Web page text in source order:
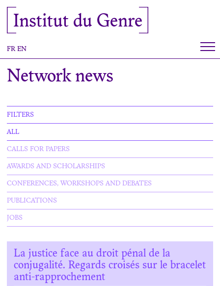
Institut du Genre
FR EN
Network news
FILTERS
ALL
CALLS FOR PAPERS
AWARDS AND SCHOLARSHIPS
CONFERENCES, WORKSHOPS AND DEBATES
PUBLICATIONS
JOBS
La justice face au droit pénal de la
conjugalité. Regards croisés sur le bracelet
anti-rapprochement